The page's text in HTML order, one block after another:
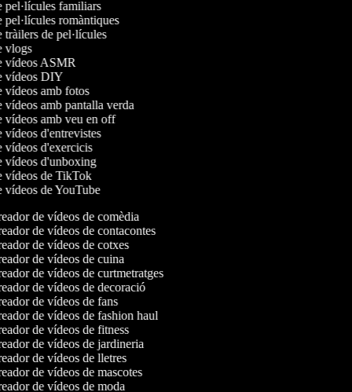
pel·lícules familiars
pel·lícules romàntiques
tràilers de pel·lícules
vlogs
vídeos ASMR
vídeos DIY
vídeos amb fotos
vídeos amb pantalla verda
vídeos amb veu en off
vídeos d'entrevistes
vídeos d'exercicis
vídeos d'unboxing
vídeos de TikTok
vídeos de YouTube
de vídeos de comèdia
de vídeos de contacontes
de vídeos de cotxes
de vídeos de cuina
de vídeos de curtmetratges
de vídeos de decoració
de vídeos de fans
de vídeos de fashion haul
de vídeos de fitness
de vídeos de jardineria
de vídeos de lletres
de vídeos de mascotes
de vídeos de moda